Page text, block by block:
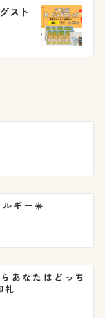
スト
ギー☀️
あなたはどっち
礼